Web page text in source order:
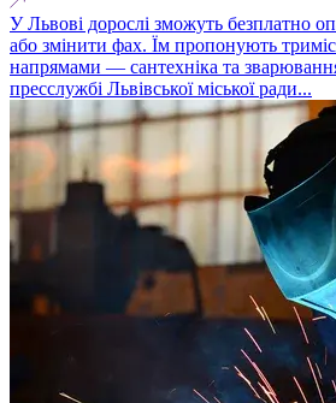
У Львові дорослі зможуть безплатно
або змінити фах. Їм пропонують
напрямами — сантехніка та
пресслужбі Львівської міської ради...